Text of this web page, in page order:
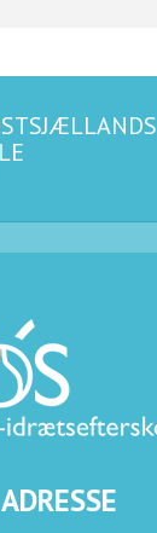
ADRESSE